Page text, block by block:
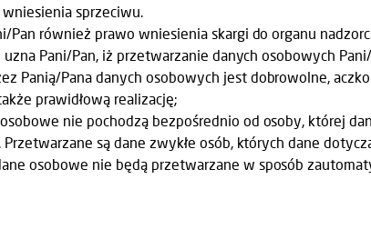
sprzeciwu.
Pan również prawo wniesienia skargi do organu
uzna Pani/Pan, iż przetwarzanie danych osobowych
Panią/Pana danych osobowych jest dobrowolne,
prawidłową realizację;
nie pochodzą bezpośrednio od osoby, której
Przetwarzane są dane zwykłe osób, których dane
osobowe nie będą przetwarzane w sposób